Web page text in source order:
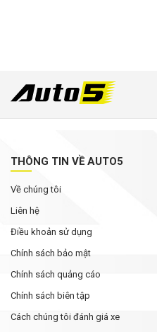
THÔNG TIN VỀ AUTO5
Về chúng tôi
Liên hệ
Điều khoản sử dụng
Chính sách bảo mật
Chính sách quảng cáo
Chính sách biên tập
Cách chúng tôi đánh giá xe